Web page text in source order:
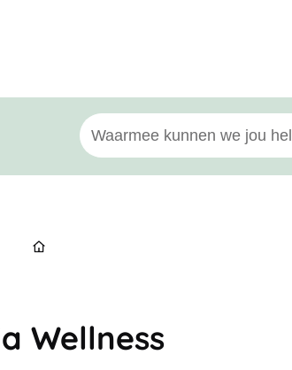
Waarmee kunnen we jou helpen?
Wellness